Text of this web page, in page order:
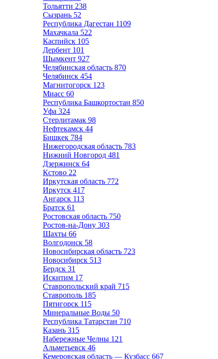
Тольятти 238
Сызрань 52
Республика Дагестан 1109
Махачкала 522
Каспийск 105
Дербент 101
Шымкент 927
Челябинская область 870
Челябинск 454
Магнитогорск 123
Миасс 60
Республика Башкортостан 850
Уфа 324
Стерлитамак 98
Нефтекамск 44
Бишкек 784
Нижегородская область 783
Нижний Новгород 481
Дзержинск 64
Кстово 22
Иркутская область 772
Иркутск 417
Ангарск 113
Братск 61
Ростовская область 750
Ростов-на-Дону 303
Шахты 66
Волгодонск 58
Новосибирская область 723
Новосибирск 513
Бердск 31
Искитим 17
Ставропольский край 715
Ставрополь 185
Пятигорск 115
Минеральные Воды 50
Республика Татарстан 710
Казань 315
Набережные Челны 121
Альметьевск 46
Кемеровская область — Кузбасс 667